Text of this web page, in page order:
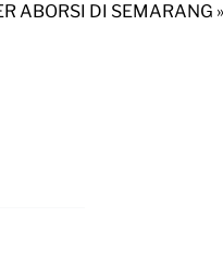
ABORSI DI SEMARANG »